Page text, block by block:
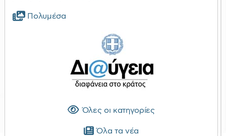
Πολυμέσα
Όλες οι κατηγορίες
Όλα τα νέα